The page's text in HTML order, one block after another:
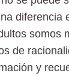
diferencia
somos
de
y